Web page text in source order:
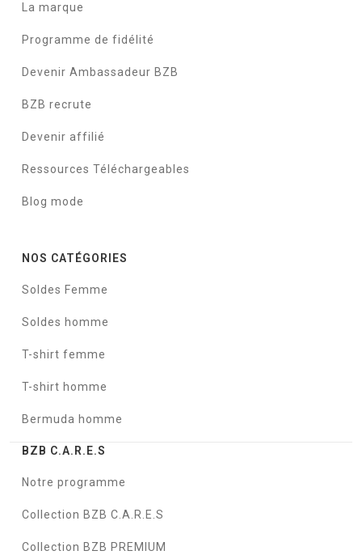
La marque
Programme de fidélité
Devenir Ambassadeur BZB
BZB recrute
Devenir affilié
Ressources Téléchargeables
Blog mode
NOS CATÉGORIES
Soldes Femme
Soldes homme
T-shirt femme
T-shirt homme
Bermuda homme
BZB C.A.R.E.S
Notre programme
Collection BZB C.A.R.E.S
Collection BZB PREMIUM